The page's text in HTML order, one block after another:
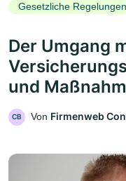
Gesetzliche Regelungen
Der Umgang
und
CB Von Firmenweb